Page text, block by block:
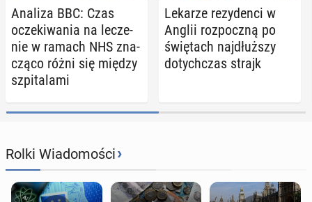
Analiza BBC: Czas
ocze­ki­wa­nia na le­cze­
nie w ramach NHS zna­
czą­co różni się między
szpi­ta­la­mi
Lekarze re­zy­den­ci w
Anglii roz­pocz­ną po
świę­tach naj­dłuż­szy
do­tych­czas strajk
Rolki Wiadomości›